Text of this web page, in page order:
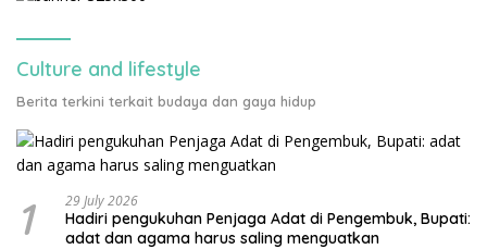
Culture and lifestyle
Berita terkini terkait budaya dan gaya hidup
1 29 July 2026
Hadiri pengukuhan Penjaga Adat di Pengembuk, Bupati:
adat dan agama harus saling menguatkan